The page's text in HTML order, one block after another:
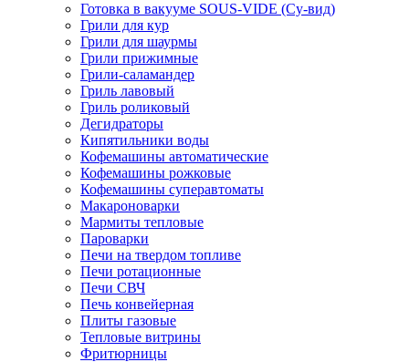
Готовка в вакууме SOUS-VIDE (Су-вид)
Грили для кур
Грили для шаурмы
Грили прижимные
Грили-саламандер
Гриль лавовый
Гриль роликовый
Дегидраторы
Кипятильники воды
Кофемашины автоматические
Кофемашины рожковые
Кофемашины суперавтоматы
Макароноварки
Мармиты тепловые
Пароварки
Печи на твердом топливе
Печи ротационные
Печи СВЧ
Печь конвейерная
Плиты газовые
Тепловые витрины
Фритюрницы